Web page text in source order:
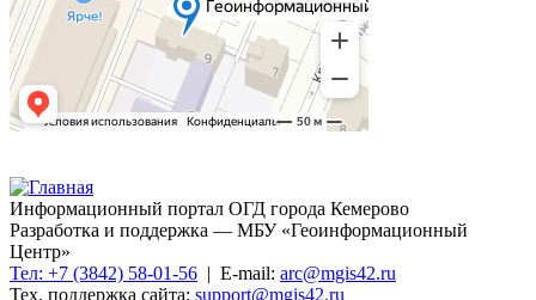
Информационный портал ОГД города Кемерово
Разработка и поддержка — МБУ «Геоинформационный
Центр»
Тел: +7 (3842) 58-01-56 | E-mail: arc@mgis42.ru
Тех. поддержка сайта: support@mgis42.ru